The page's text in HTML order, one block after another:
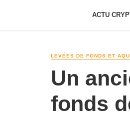
ACTU
LEVÉES DE FONDS ET
Un
fonds